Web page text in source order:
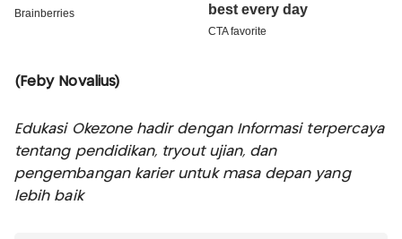
(Feby Novalius)
Edukasi Okezone hadir dengan Informasi terpercaya
tentang pendidikan, tryout ujian, dan
pengembangan karier untuk masa depan yang
lebih baik